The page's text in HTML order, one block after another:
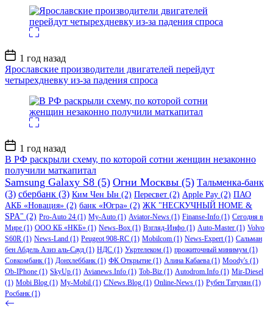
Дата
записи
1 год назад
Ярославские производители двигателей перейдут
четырехдневку из-за падения спроса
Дата
записи
1 год назад
В РФ раскрыли схему, по которой сотни женщин незаконно
получили маткапитал
Samsung Galaxy S8 (5) Огни Москвы (5) Тальменка-банк
(3) сбербанк (3) Ким Чен Ын (2) Пересвет (2) Apple Pay (2) ПАО
АКБ «Новация» (2) банк «Югра» (2) ЖК "НЕСКУЧНЫЙ HOME &
SPA" (2) Pro-Auto 24 (1) My-Auto (1) Aviator-News (1) Finanse-Info (1) Сегодня в
Мире (1) ООО КБ «НКБ» (1) News-Box (1) Взгляд-Инфо (1) Auto-Master (1) Volvo
S60R (1) News-Land (1) Peugeot 908-RC (1) Mobilcom (1) News-Expert(1) Сальман
бен Абдель Азиз аль-Сауд (1) НДС (1) Укртелеком (1) прожиточный минимум (1)
Совкомбанк (1) Донхлеббанк (1) ФК Открытие (1) Алина Кабаева (1) Moody's (1)
Ob-IPhone (1) SkyUp (1) Avianews.Info (1) Tob-Biz (1) Autodrom.Info (1) Mir-Diesel
(1) Mobi Blog (1) My-Mobil (1) CNews.Blog (1) Online-News (1) Рубен Татулян (1)
Росбанк (1)